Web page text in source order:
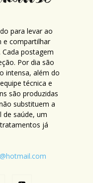
para levar ao
e compartilhar
postagem
Por dia são
intensa, além do
técnica e
são produzidas
substituem a
de saúde, um
já